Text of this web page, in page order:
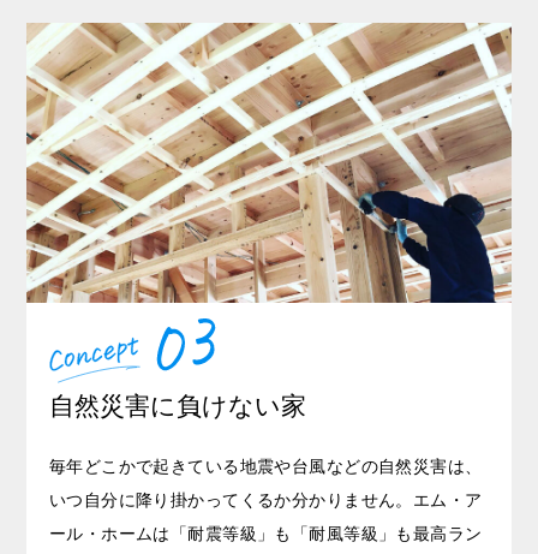
自然災害に負けない家
毎年どこかで起きている地震や台風などの自然災害は、
いつ自分に降り掛かってくるか分かりません。エム・ア
ール・ホームは「耐震等級」も「耐風等級」も最高ラン